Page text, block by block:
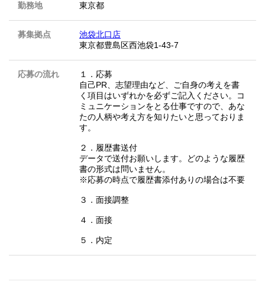
勤務地 東京都
募集拠点
池袋北口店
東京都豊島区西池袋1-43-7
応募の流れ
１．応募
自己PR、志望理由など、ご自身の考えを書
く項目はいずれかを必ずご記入ください。コ
ミュニケーションをとる仕事ですので、あな
たの人柄や考え方を知りたいと思っておりま
す。
２．履歴書送付
データで送付お願いします。どのような履歴
書の形式は問いません。
※応募の時点で履歴書添付ありの場合は不要
３．面接調整
４．面接
５．内定